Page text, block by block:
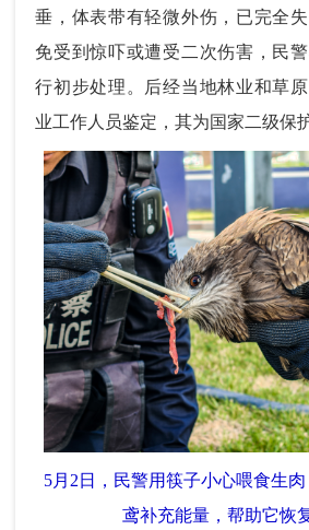
垂，体表带有轻微外伤，已完全
免受到惊吓或遭受二次伤害，民
行初步处理。后经当地林业和草
业工作人员鉴定，其为国家二级保
5月2日，民警用筷子小心喂食生
鸢补充能量，帮助它恢